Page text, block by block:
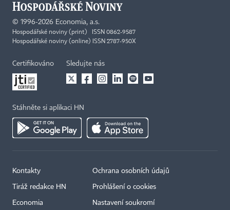
© 1996-2026 Economia, a.s.
Hospodářské noviny (print) ISSN 0862-9587
Hospodářské noviny (online) ISSN 2787-950X
Certifikováno Sledujte nás
Stáhněte si aplikaci HN
Kontakty
Tiráž redakce HN
Economia
Ochrana osobních údajů
Prohlášení o cookies
Nastavení soukromí